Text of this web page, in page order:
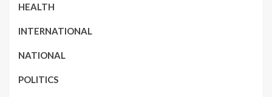
HEALTH
INTERNATIONAL
NATIONAL
POLITICS